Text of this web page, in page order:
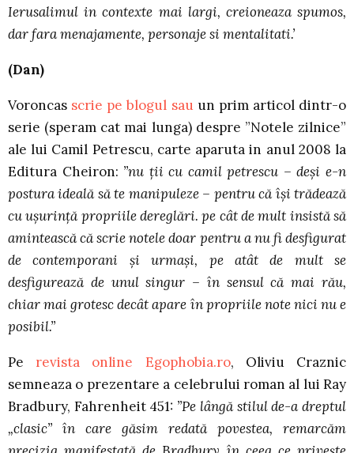
Ierusalimul in contexte mai largi, creioneaza spumos,
dar fara menajamente, personaje si mentalitati.’
(Dan)
Voroncas scrie pe blogul sauun prim articol dintr-o
serie (speram cat mai lunga) despre ”Notele zilnice”
ale lui Camil Petrescu, carte aparuta in anul 2008 la
Editura Cheiron: ”nu ții cu camil petrescu – deși e-n
postura ideală să te manipuleze – pentru că își trădează
cu ușurință propriile dereglări. pe cât de mult insistă să
amintească că scrie notele doar pentru a nu fi desfigurat
de contemporani și urmași, pe atât de mult se
desfigurează de unul singur – în sensul că mai rău,
chiar mai grotesc decât apare în propriile note nici nu e
posibil.”
Pe revista online Egophobia.ro, Oliviu Craznic
semneaza o prezentare a celebrului roman al lui Ray
Bradbury, Fahrenheit 451: ”Pe lângă stilul de-a dreptul
„clasic” în care găsim redată povestea, remarcăm